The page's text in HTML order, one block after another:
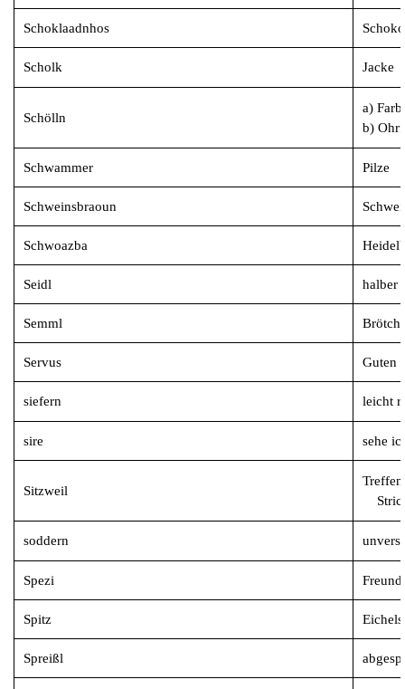
Schoklaadnhos
Scholk Jacke
Schölln
a)
b)
Schwammer Pilze
Schweinsbraoun
Schwoazba
Seidl
Semml
Servus Guten
siefern leicht
sire sehe
Sitzweil
soddern
Spezi
Spitz
Spreißl